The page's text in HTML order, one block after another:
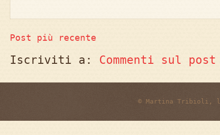
Post più recente
Iscriviti a: Commenti sul
© Martina Tribioli,